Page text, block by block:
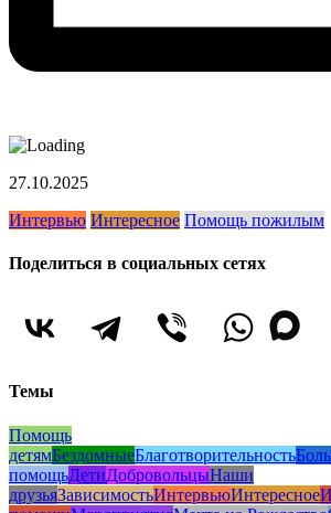
27.10.2025
Интервью Интересное Помощь пожилым
Поделиться в социальных сетях
Темы
Помощь
детямБездомныеБлаготворительность
помощьДетиДобровольцыНаши
друзьяЗависимостьИнтервьюИнтересное